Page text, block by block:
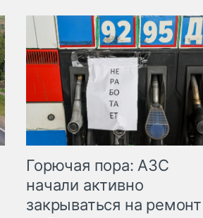
Горючая пора: АЗС
начали активно
закрываться на